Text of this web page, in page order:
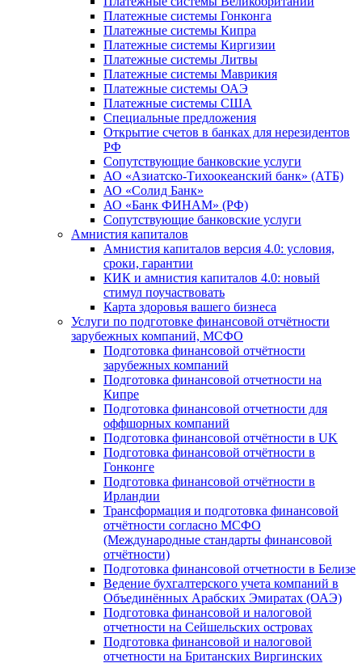
Платежные системы Гонконга
Платежные системы Кипра
Платежные системы Киргизии
Платежные системы Литвы
Платежные системы Маврикия
Платежные системы ОАЭ
Платежные системы США
Специальные предложения
Открытие счетов в банках для нерезидентов
РФ
Сопутствующие банковские услуги
АО «Азиатско-Тихоокеанский банк» (АТБ)
АО «Солид Банк»
АО «Банк ФИНАМ» (РФ)
Сопутствующие банковские услуги
Амнистия капиталов
Амнистия капиталов версия 4.0: условия,
сроки, гарантии
КИК и амнистия капиталов 4.0: новый
стимул поучаствовать
Карта здоровья вашего бизнеса
Услуги по подготовке финансовой отчётности
зарубежных компаний, МСФО
Подготовка финансовой отчётности
зарубежных компаний
Подготовка финансовой отчетности на
Кипре
Подготовка финансовой отчетности для
оффшорных компаний
Подготовка финансовой отчётности в UK
Подготовка финансовой отчётности в
Гонконге
Подготовка финансовой отчётности в
Ирландии
Трансформация и подготовка финансовой
отчётности согласно МСФО
(Международные стандарты финансовой
отчётности)
Подготовка финансовой отчетности в Белизе
Ведение бухгалтерского учета компаний в
Объединённых Арабских Эмиратах (ОАЭ)
Подготовка финансовой и налоговой
отчетности на Сейшельских островах
Подготовка финансовой и налоговой
отчетности на Британских Виргинских